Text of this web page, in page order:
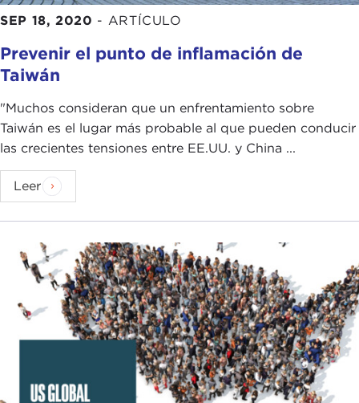
SEP 18, 2020 - ARTÍCULO
Prevenir el punto de inflamación de
Taiwán
"Muchos consideran que un enfrentamiento sobre
Taiwán es el lugar más probable al que pueden conducir
las crecientes tensiones entre EE.UU. y China ...
Leer